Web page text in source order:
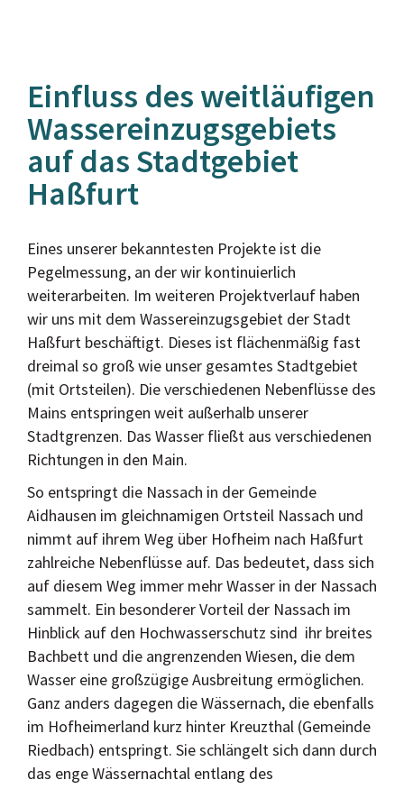
Einfluss des weitläufigen
Wassereinzugsgebiets
auf das Stadtgebiet
Haßfurt
Eines unserer bekanntesten Projekte ist die
Pegelmessung, an der wir kontinuierlich
weiterarbeiten. Im weiteren Projektverlauf haben
wir uns mit dem Wassereinzugsgebiet der Stadt
Haßfurt beschäftigt. Dieses ist flächenmäßig fast
dreimal so groß wie unser gesamtes Stadtgebiet
(mit Ortsteilen). Die verschiedenen Nebenflüsse des
Mains entspringen weit außerhalb unserer
Stadtgrenzen. Das Wasser fließt aus verschiedenen
Richtungen in den Main.
So entspringt die Nassach in der Gemeinde
Aidhausen im gleichnamigen Ortsteil Nassach und
nimmt auf ihrem Weg über Hofheim nach Haßfurt
zahlreiche Nebenflüsse auf. Das bedeutet, dass sich
auf diesem Weg immer mehr Wasser in der Nassach
sammelt. Ein besonderer Vorteil der Nassach im
Hinblick auf den Hochwasserschutz sind ihr breites
Bachbett und die angrenzenden Wiesen, die dem
Wasser eine großzügige Ausbreitung ermöglichen.
Ganz anders dagegen die Wässernach, die ebenfalls
im Hofheimerland kurz hinter Kreuzthal (Gemeinde
Riedbach) entspringt. Sie schlängelt sich dann durch
das enge Wässernachtal entlang des